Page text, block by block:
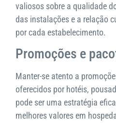
valiosos sobre a qualidade
das instalações e a relação
por cada estabelecimento.
Promoções e
Manter-se atento a
oferecidos por hotéis,
pode ser uma estratégia
melhores valores em